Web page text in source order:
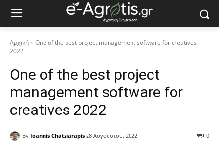
Αρχική
One of the best project management software for creatives
2022
One of the best project
management software for
creatives 2022
By Ioannis Chatziarapis 28 Αυγούστου, 2022 0